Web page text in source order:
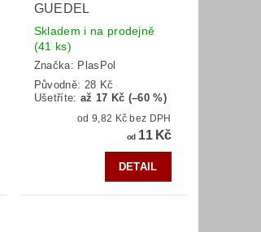
GUEDEL
Skladem i na prodejně
(41 ks)
Značka: PlasPol
Původně: 28 Kč
Ušetříte: až 17 Kč (–60 %)
od 9,82 Kč bez DPH
od11 Kč
DETAIL